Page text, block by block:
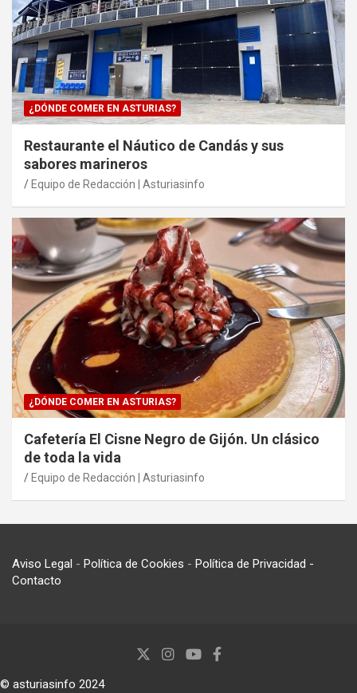
¿DÓNDE COMER EN ASTURIAS?
Restaurante el Náutico de Candás y sus
sabores marineros
Equipo de Redacción | Asturiasinfo
¿DÓNDE COMER EN ASTURIAS?
Cafetería El Cisne Negro de Gijón. Un clásico
de toda la vida
Equipo de Redacción | Asturiasinfo
Aviso Legal - Política de Cookies - Política de Privacidad -
Contacto
© asturiasinfo 2024